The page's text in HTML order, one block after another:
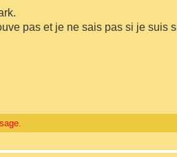
pas et je ne sais pas si je suis